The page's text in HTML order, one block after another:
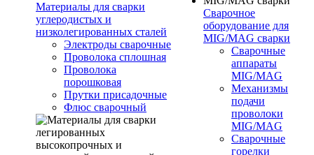
Материалы для сварки
углеродистых и
низколегированных сталей
Электроды сварочные
Проволока сплошная
Проволока
порошковая
Прутки присадочные
Флюс сварочный
Сварочное
оборудование для
MIG/MAG сварки
Сварочные
аппараты
MIG/MAG
Механизмы
подачи
проволоки
MIG/MAG
Сварочные
горелки